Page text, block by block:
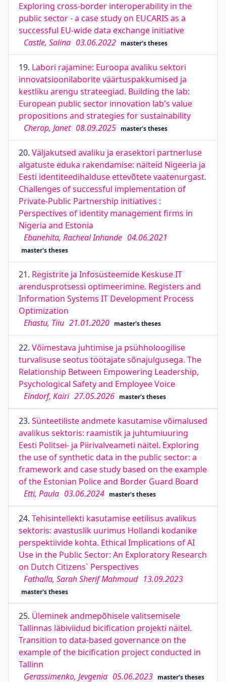
Exploring cross-border interoperability in the
public sector - a case study on EUCARIS as a
successful EU-wide data exchange initiative
Castle, Salina 03.06.2022 master's theses
19. Labori rajamine: Euroopa avaliku sektori
innovatsioonilaborite väärtuspakkumised ja
kestliku arengu strateegiad. Building the lab:
European public sector innovation lab's value
propositions and strategies for sustainability
Cherop, Janet 08.09.2025 master's theses
20. Väljakutsed avaliku ja erasektori partnerluse
algatuste eduka rakendamise: näiteid Nigeeria ja
Eesti identiteedihalduse ettevõtete vaatenurgast.
Challenges of successful implementation of
Private-Public Partnership initiatives :
Perspectives of identity management firms in
Nigeria and Estonia
Ebanehita, Racheal Inhande 04.06.2021
master's theses
21. Registrite ja Infosüsteemide Keskuse IT
arendusprotsessi optimeerimine. Registers and
Information Systems IT Development Process
Optimization
Ehastu, Tiiu 21.01.2020 master's theses
22. Võimestava juhtimise ja psühholoogilise
turvalisuse seotus töötajate sõnajulgusega. The
Relationship Between Empowering Leadership,
Psychological Safety and Employee Voice
Eindorf, Kairi 27.05.2026 master's theses
23. Sünteetiliste andmete kasutamise võimalused
avalikus sektoris: raamistik ja juhtumiuuring
Eesti Politsei- ja Piirivalveameti näitel. Exploring
the use of synthetic data in the public sector: a
framework and case study based on the example
of the Estonian Police and Border Guard Board
Etti, Paula 03.06.2024 master's theses
24. Tehisintellekti kasutamise eetilisus avalikus
sektoris: avastuslik uurimus Hollandi kodanike
perspektiivide kohta. Ethical Implications of AI
Use in the Public Sector: An Exploratory Research
on Dutch Citizens` Perspectives
Fathalla, Sarah Sherif Mahmoud 13.09.2023
master's theses
25. Üleminek andmepõhisele valitsemisele
Tallinnas läbiviidud bicification projekti näitel.
Transition to data-based governance on the
example of the bicification project conducted in
Tallinn
Gerassimenko, Jevgenia 05.06.2023 master's theses